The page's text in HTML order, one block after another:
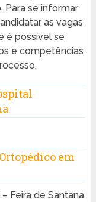
se informar
as vagas
é possível se
e competências
em
Feira de Santana